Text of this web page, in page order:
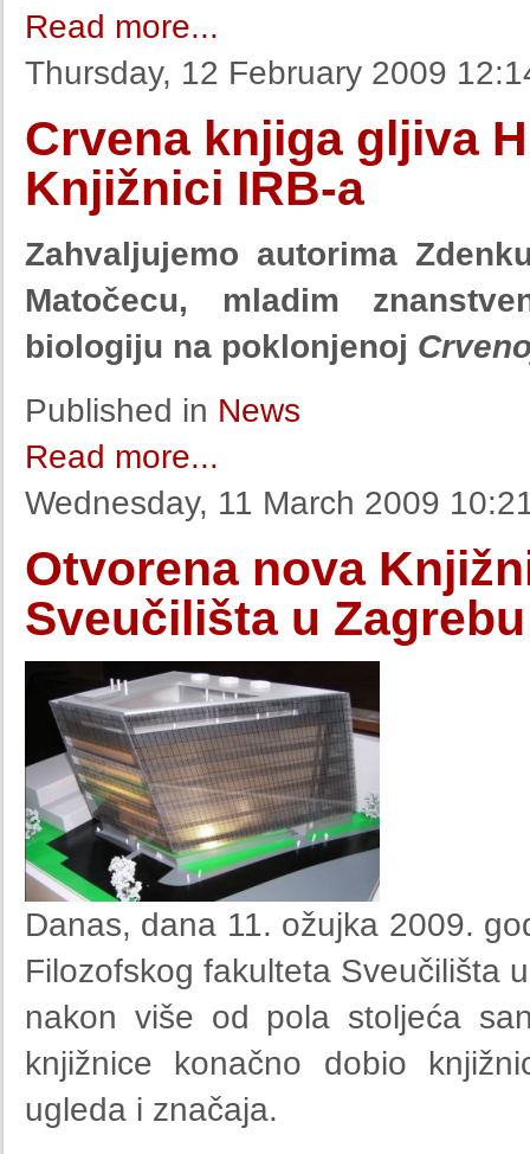
Read more...
Thursday, 12 February 2009
Crvena knjiga gljiva
Knjižnici IRB-a
Zahvaljujemo autorima
Matočecu, mladim
biologiju na poklonjenoj
Published in News
Read more...
Wednesday, 11 March 2009
Otvorena nova
Sveučilišta u Zagrebu
Danas, dana 11. ožujka 2009.
Filozofskog fakulteta Sveučilišta
nakon više od pola stoljeća
knjižnice konačno dobio
ugleda i značaja.